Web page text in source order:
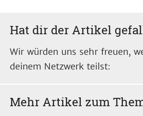
Hat dir der Artikel
Wir würden uns sehr freuen,
deinem Netzwerk teilst:
Mehr Artikel zum